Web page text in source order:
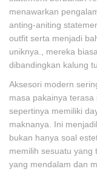
menawarkan
anting-aniting
outfit serta menjadi
uniknya., mereka
dibandingkan kalung
Aksesori modern
masa pakainya
sepertinya memiliki
maknanya. Ini
bukan hanya soal
memilih sesuatu yang
yang mendalam dan